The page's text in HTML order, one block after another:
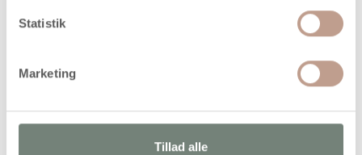
Statistik
Marketing
Tillad alle
Anvendelig og god maling, der giver en speciel magnetisk
overflade. Kan også anvendes direkte på væggen. Malingen